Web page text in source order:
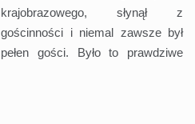
krajobrazowego, słynął z
gościnności i niemal zawsze był
pełen gości. Było to prawdziwe